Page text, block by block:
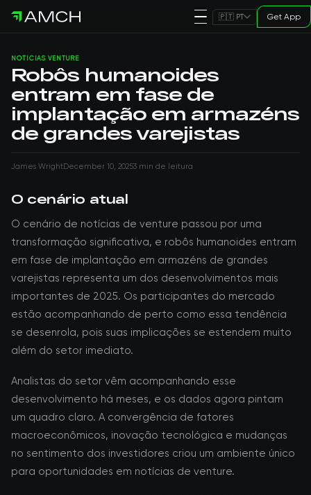
🇵🇹 PT Get App
NOTÍCIAS VENTURE
Robôs humanoides
entram em fase de
implantação em armazéns
de grandes varejistas
James WrightDecember 10, 20253 min de leitura
O cenário atual
O cenário de notícias de venture passou por uma
transformação significativa, e robôs humanoides entram
em fase de implantação em armazéns de grandes
varejistas representa um dos desenvolvimentos mais
importantes de 2025. Os participantes do mercado
estão acompanhando de perto como essa tendência
se desenrola, pois suas implicações se estendem muito
além do setor imediato.
Analistas do setor vêm acompanhando esse
desenvolvimento há meses, e os dados agora pintam
um quadro claro. A convergência de fatores
macroeconômicos, inovação tecnológica e mudanças
no sentimento dos investidores criou um ambiente único
para oportunidades em notícias de venture.